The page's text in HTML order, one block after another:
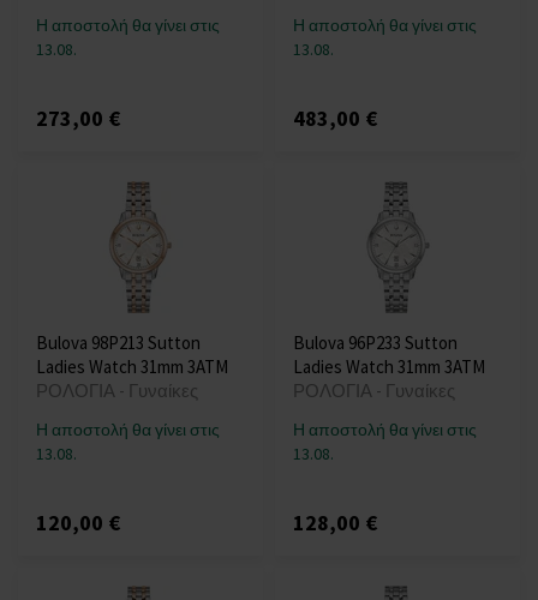
Η αποστολή θα γίνει στις
13.08.
273,00 €
Η αποστολή θα γίνει στις
13.08.
483,00 €
Bulova 98P213 Sutton
Ladies Watch 31mm 3ATM
ΡΟΛΟΓΙΑ - Γυναίκες
Η αποστολή θα γίνει στις
13.08.
120,00 €
Bulova 96P233 Sutton
Ladies Watch 31mm 3ATM
ΡΟΛΟΓΙΑ - Γυναίκες
Η αποστολή θα γίνει στις
13.08.
128,00 €